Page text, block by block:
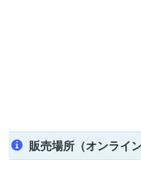
販売場所（オンライン